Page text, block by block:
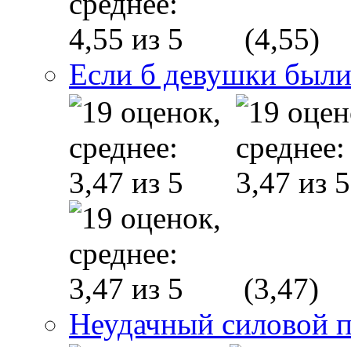
(4,55)
Если б девушки
(3,47)
Неудачный силовой